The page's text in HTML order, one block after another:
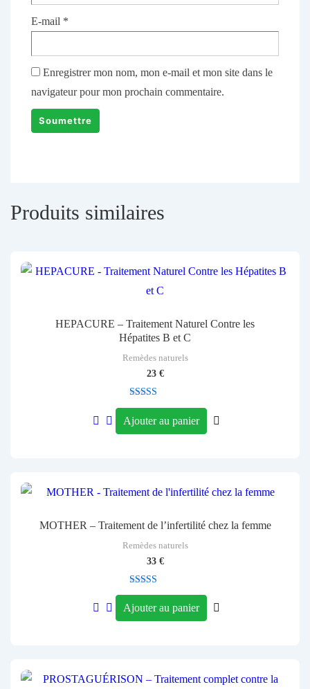
E-mail *
Enregistrer mon nom, mon e-mail et mon site dans le
navigateur pour mon prochain commentaire.
Produits similaires
HEPACURE – Traitement Naturel Contre les
Hépatites B et C
Remèdes naturels
23 €
Note
sur 5
Ajouter au panier
MOTHER – Traitement de l’infertilité chez la femme
Remèdes naturels
33 €
Note
5.00
sur 5
Ajouter au panier